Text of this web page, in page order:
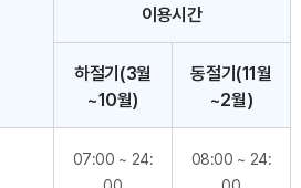
이용시간
하절기(3월
~10월)
동절기(11월
~2월)
07:00 ~ 24:
08:00 ~ 24: